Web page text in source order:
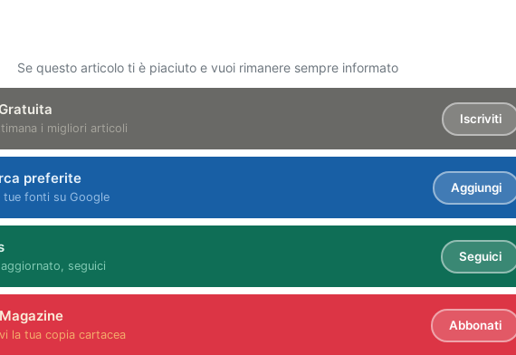
Se questo articolo ti è piaciuto e vuoi rimanere sempre informato
i migliori articoli
Iscriviti
preferite
tue fonti su Google
Aggiungi
seguici
Seguici
la tua copia cartacea
Abbonati